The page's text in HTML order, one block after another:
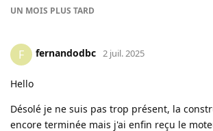
UN MOIS PLUS TARD
F fernandodbc 2 juil. 2025
Hello
Désolé je ne suis pas trop présent, la
encore terminée mais j'ai enfin reçu le